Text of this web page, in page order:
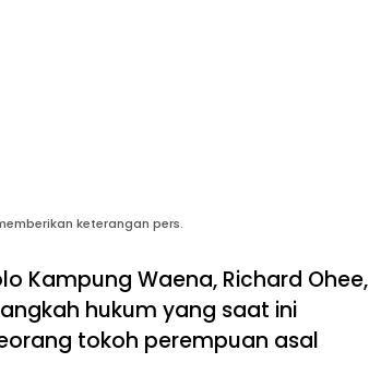
keterangan pers.
Kampung Waena, Richard Ohee,
hukum yang saat ini
tokoh perempuan asal